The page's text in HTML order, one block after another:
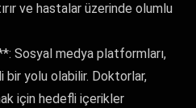
ve hastalar üzerinde olumlu
Sosyal medya platformları,
bir yolu olabilir. Doktorlar,
için hedefli içerikler